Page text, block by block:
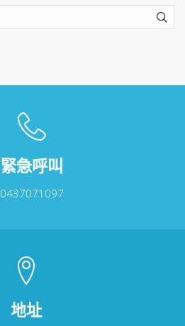
緊急呼叫
0437071097
地址